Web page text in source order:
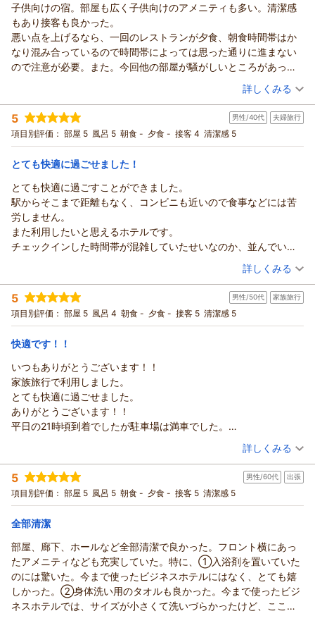
リッチモンドホテル仙台からの返信
この度は数あるホテルの中よりリッチモンドホテル仙台にご宿
泊頂きまして、誠にありがとうございます。またお忙しい中、
このように細やかな嬉しいご感想をお寄せいただき、スタッフ
一同心より感謝申し上げます。
アメニティの入浴剤や整髪料、無料のドリンクバー（お部屋で
のコーヒータイム！）などをお気に召していただけて大変光栄
です。また客室の設備や清潔感についても「あったらいいな」
と思っていただけたとのこと、快適にお過ごしいただけて何よ
りでございます。
一方で、窓からの眺望（お隣のビルとの距離）や、駅から10分
ございません。立地や構造上すぐには変えられない部分もござ
いますが、アメニティや館内の居心地など、その他の面でご満
足いただけるよう、これからもサービスの向上に努めてまいり
ます。
「総合的にはとても満足」「次もまた泊まりたい」という最高
のお言葉をいただけることが、私たちにとって何よりの励みで
お客様のまたのお越しを、スタッフ一同心よりお待ちしており
ます。
この度はご投稿頂きまして、誠にありがとうございます。
フロント 大島
支配人
子供向けの宿。部屋も広く子供向けのアメニティも多い。清潔感
もあり接客も良かった。
悪い点を上げるなら、一回のレストランが夕食、朝食時間帯はか
なり混み合っているので時間帯によっては思った通りに進まない
ので注意が必要。また。今回他の部屋が騒がしいところがあった
ようで騒音がかなり響いており子供が何度も起きたのでストレス
を感じた。子連れに特化した宿であるから仕方がないが振動のほ
か、声も聞こえたので少し残念ではあった。
（投稿日：2026/08/05）
宿泊時期： 2026年07月宿泊 (家族旅行)
投稿者： 仁さん(男性/40代)
宿泊プラン： 【食事なし】お子さま連れ歓迎！ドリンクバー・ソフトクリー
ムバー有！キッズアメニティご用意♪
ツイン 食事なし
宿泊価格帯： 13,001～14,000円(大人一人あたり/税込)
リッチモンドホテル仙台からの返信
この度はご家族でリッチモンドホテル仙台にご宿泊頂きまし
て、誠にありがとうございました。
また、ご滞在中の率直なご感想をお寄せいただき重ねてお礼申
し上げます。
せっかくのお食事の時間帯にかなり混み合ってしまい、ご予定
通りにお進みいただけずご不便をおかけしましたこと、大変申
し訳ございません。またお部屋での騒音や振動により、お子様
が何度も起きてしまわれるなど、ご家族皆様でストレスを感じ
させてしまいましたこと、心よりお詫び申し上げます。
当館は小さなお子様連れのご家族に安心してお過ごしいただけ
う点や、お食事会場の混雑緩和につきましては、より快適にお
過ごしいただけるよう早急に見直すべき重要な課題と捉えてお
ります。
混雑状況の事前案内や時間分散の工夫、また建物構造上の対策
など、少しずつでも改善に努めてまいります。
お忙しい中、貴重なご意見をお知らせいただき誠にありがとう
快適でリラックスできるご滞在を提供できるよう、スタッフ一
同精進してまいります。
この度は貴重なお時間の中、ご投稿頂きましてありがとうござ
います。
支配人
（返信日：2026/08/07）
詳しくみる
5 男性/40代 夫婦旅行
項目別評価： 部屋 5 風呂 5 朝食 - 夕食 - 接客 4 清潔感 5
とても快適に過ごせました！
とても快適に過ごすことができました。
駅からそこまで距離もなく、コンビニも近いので食事などには苦
労しません。
また利用したいと思えるホテルです。
チェックインした時間帯が混雑していたせいなのか、並んでいた
のに自分の後にいた方が先にチェックインの案内をされたのが少
（投稿日：2026/08/02）
宿泊時期： 2026年07月宿泊 (夫婦旅行)
投稿者： ケースケさん
宿泊プラン： 【食事なし】室数限定！別館再開記念プラン ～ウェルカムド
リンクサービス付～
ダブル 食事なし
宿泊価格帯： 12,001～13,000円(大人一人あたり/税込)
リッチモンドホテル仙台からの返信
この度は当館にご宿泊いただき、誠にありがとうございまし
た。
また、お忙しいところご感想をお寄せいただきましたこと、重
ねて御礼申し上げます。
立地の利便性にご満足いただき、「快適に過ごせた」「また利
用したい」との温かいお言葉を頂戴し、大変光栄に存じます。
一方で、チェックインの際にご案内の順番が前後してしまい、
残念な思いをさせてしまいましたこと、大変申し訳ございませ
ん。
順番にお待ちいただいていたにもかかわらず、スタッフの配慮
今後は混雑時におきましても、列の状況をスタッフ間でしっか
りと連携・確認し、順番通りスムーズにご案内できるよう徹底
してまいります。
頂戴したご意見を糧に、より一層ご満足いただけるおもてなし
を目指してまいります。
詳しくみる
5 男性/50代 家族旅行
項目別評価： 部屋 5 風呂 4 朝食 - 夕食 - 接客 5 清潔感 5
快適です！！
いつもありがとうございます！！
家族旅行で利用しました。
とても快適に過ごせました。
ありがとうございます！！
平日の21時頃到着でしたが駐車場は満車でした。
ただ、近くの駐車場に（たくさんありましたよ）すぐに駐車でき
また宿泊したいと思っています！！
（投稿日：2026/08/02）
宿泊時期： 2026年07月宿泊 (家族旅行)
投稿者： ゴリさん
宿泊プラン： 【食事なし】素泊まりシンプルステイ～フリードリンク付き～
ツイン 食事なし
宿泊価格帯：
リッチモンドホテル仙台からの返信
いつもリッチモンドホテルをご利用いただき、誠にありがとう
ございます。
また、ご家族での大切なご旅行に当館をお選びいただきました
こと、重ねて御礼申し上げます。
詳しくみる
5 男性/60代 出張
項目別評価： 部屋 5 風呂 5 朝食 - 夕食 - 接客 5 清潔感 5
全部清潔
部屋、廊下、ホールなど全部清潔で良かった。フロント横にあっ
たアメニティなども充実していた。特に、①入浴剤を置いていた
のには驚いた。今まで使ったビジネスホテルにはなく、とても嬉
しかった。②身体洗い用のタオルも良かった。今まで使ったビジ
ネスホテルでは、サイズが小さくて洗いづらかったけど、ここの
はサイズも大きくてとても使いやすかった。③ドリップコーヒー